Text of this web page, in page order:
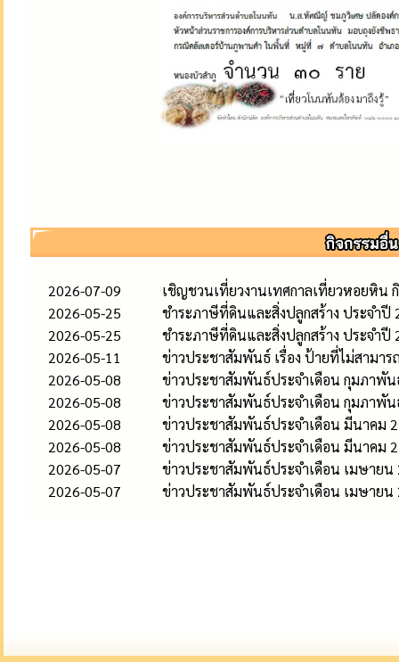
2026-07-09
เชิญชวนเที่ยวงานเทศกาลเที่ยวหอยหิน
2026-05-25
ชำระภาษีที่ดินและสิ่งปลูกสร้าง ประจำปี
2026-05-25
ชำระภาษีที่ดินและสิ่งปลูกสร้าง ประจำปี
2026-05-11
ข่าวประชาสัมพันธ์ เรื่อง ป้ายที่ไม่สามา
2026-05-08
ข่าวประชาสัมพันธ์ประจำเดือน กุมภาพัน
2026-05-08
ข่าวประชาสัมพันธ์ประจำเดือน กุมภาพัน
2026-05-08
ข่าวประชาสัมพันธ์ประจำเดือน มีนาคม
2026-05-08
ข่าวประชาสัมพันธ์ประจำเดือน มีนาคม
2026-05-07
ข่าวประชาสัมพันธ์ประจำเดือน เมษายน
2026-05-07
ข่าวประชาสัมพันธ์ประจำเดือน เมษายน